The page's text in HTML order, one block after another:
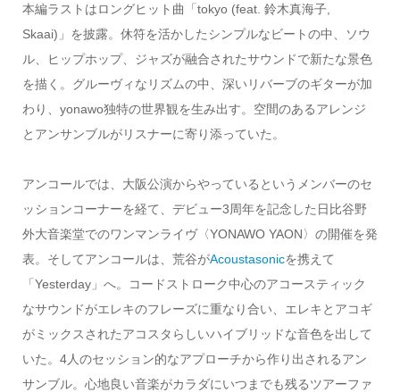
本編ラストはロングヒット曲「tokyo (feat. 鈴木真海子,
Skaai)」を披露。休符を活かしたシンプルなビートの中、ソウ
ル、ヒップホップ、ジャズが融合されたサウンドで新たな景色
を描く。グルーヴィなリズムの中、深いリバーブのギターが加
わり、yonawo独特の世界観を生み出す。空間のあるアレンジ
とアンサンブルがリスナーに寄り添っていた。
アンコールでは、大阪公演からやっているというメンバーのセ
ッションコーナーを経て、デビュー3周年を記念した日比谷野
外大音楽堂でのワンマンライヴ〈YONAWO YAON〉の開催を発
表。そしてアンコールは、荒谷がAcoustasonicを携えて
「Yesterday」へ。コードストローク中心のアコースティック
なサウンドがエレキのフレーズに重なり合い、エレキとアコギ
がミックスされたアコスタらしいハイブリッドな音色を出して
いた。4人のセッション的なアプローチから作り出されるアン
サンブル。心地良い音楽がカラダにいつまでも残るツアーファ